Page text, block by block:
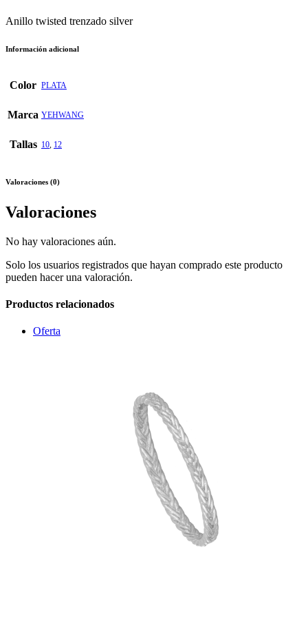
Anillo twisted trenzado silver
Información adicional
Color PLATA
Marca YEHWANG
Tallas 10 12
Valoraciones (0)
Valoraciones
No hay valoraciones aún.
Solo los usuarios registrados que hayan comprado este producto
pueden hacer una valoración.
Productos relacionados
Oferta